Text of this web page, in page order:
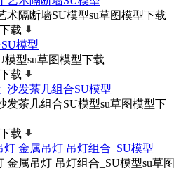
术隔断墙SU模型su草图模型下载
下载
型su草图模型下载
下载
发茶几组合SU模型su草图模型下
下载
金属吊灯 吊灯组合_SU模型su草图